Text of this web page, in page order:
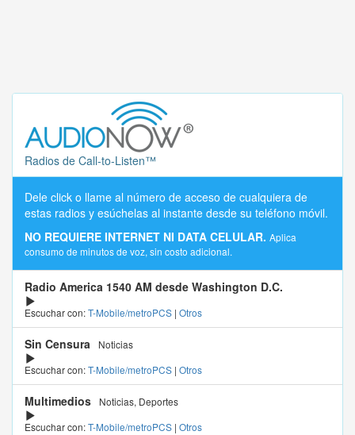
Radios de Call-to-Listen™
Dele click o llame al número de acceso de cualquiera de
estas radios y esúchelas al instante desde su teléfono móvil.
NO REQUIERE INTERNET NI DATA CELULAR. Aplica
consumo de minutos de voz, sin costo adicional.
Radio America 1540 AM desde Washington D.C.
Escuchar con:T-Mobile/metroPCS | Otros
Sin Censura
Noticias
Escuchar con:T-Mobile/metroPCS | Otros
Multimedios
Noticias, Deportes
Escuchar con:T-Mobile/metroPCS | Otros